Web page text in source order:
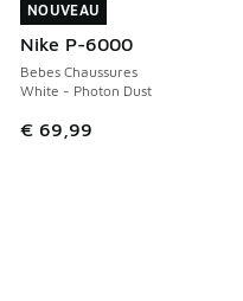
NOUVEAU
Nike P-6000
Bebes Chaussures
White - Photon Dust
€ 69,99
NOUVEAU